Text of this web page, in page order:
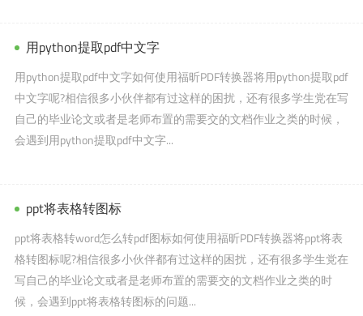
用python提取pdf中文字
用python提取pdf中文字如何使用福昕PDF转换器将用python提取pdf
中文字呢?相信很多小伙伴都有过这样的困扰，还有很多学生党在写
自己的毕业论文或者是老师布置的需要交的文档作业之类的时候，
会遇到用python提取pdf中文字...
ppt将表格转图标
ppt将表格转word怎么转pdf图标如何使用福昕PDF转换器将ppt将表
格转图标呢?相信很多小伙伴都有过这样的困扰，还有很多学生党在
写自己的毕业论文或者是老师布置的需要交的文档作业之类的时
候，会遇到ppt将表格转图标的问题...